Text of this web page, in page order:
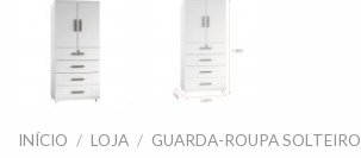
INÍCIO / LOJA / GUARDA-ROUPA SOLTEIRO